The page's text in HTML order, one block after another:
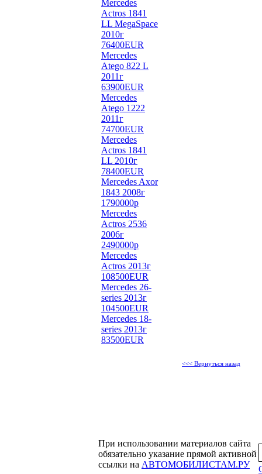
Mercedes
Actros 1841
LL MegaSpace
2010г
76400EUR
Mercedes
Atego 822 L
2011г
63900EUR
Mercedes
Atego 1222
2011г
74700EUR
Mercedes
Actros 1841
LL 2010г
78400EUR
Mercedes Axor
1843 2008г
1790000р
Mercedes
Actros 2536
2006г
2490000р
Mercedes
Actros 2013г
108500EUR
Mercedes 26-
series 2013г
104500EUR
Mercedes 18-
series 2013г
83500EUR
<<< Вернуться назад
При использовании материалов сайта
обязательно указание прямой активной
ссылки на АВТОМОБИЛИСТАМ.РУ